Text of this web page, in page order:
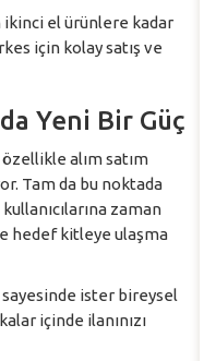
ikinci el ürünlere kadar
için kolay satış ve
Yeni Bir Güç
alım satım
Tam da bu noktada
kullanıcılarına zaman
hedef kitleye ulaşma
sayesinde ister bireysel
içinde ilanınızı